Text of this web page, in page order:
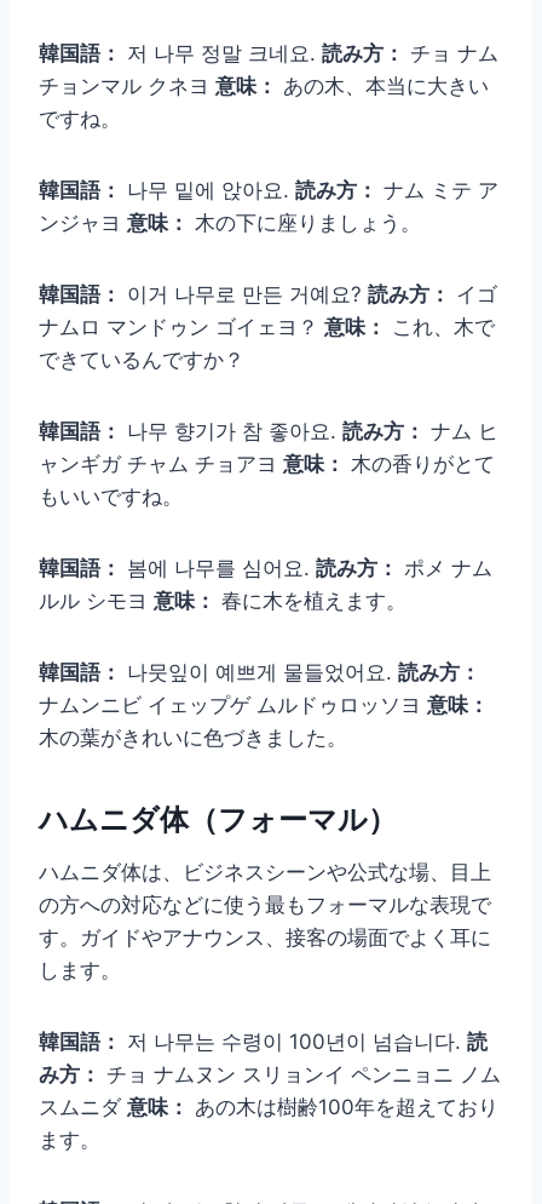
韓国語： 저 나무 정말 크네요. 読み方： チョ ナム
チョンマル クネヨ 意味： あの木、本当に大きい
ですね。
韓国語： 나무 밑에 앉아요. 読み方： ナム ミテ ア
ンジャヨ 意味： 木の下に座りましょう。
韓国語： 이거 나무로 만든 거예요? 読み方： イゴ
ナムロ マンドゥン ゴイェヨ？ 意味：
これ、木で
できているんですか？
韓国語： 나무 향기가 참 좋아요. 読み方： ナム ヒ
ャンギガ チャム チョアヨ 意味： 木の香りがとて
もいいですね。
韓国語： 봄에 나무를 심어요. 読み方： ポメ ナム
ルル シモヨ 意味： 春に木を植えます。
韓国語： 나뭇잎이 예쁘게 물들었어요. 読み方：
ナムンニビ イェップゲ ムルドゥロッソヨ 意味：
木の葉がきれいに色づきました。
ハムニダ体（フォーマル）
ハムニダ体は、ビジネスシーンや公式な場、目上
の方への対応などに使う最もフォーマルな表現で
す。ガイドやアナウンス、接客の場面でよく耳に
します。
韓国語： 저 나무는 수령이 100년이 넘습니다. 読
み方： チョ ナムヌン スリョンイ ペンニョニ ノム
スムニダ 意味： あの木は樹齢100年を超えており
ます。